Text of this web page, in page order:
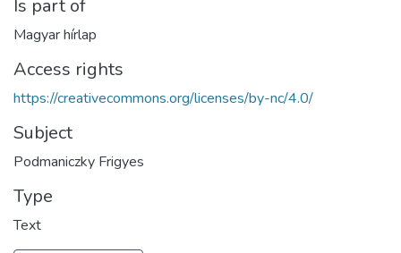
Is part of
Magyar hírlap
Access rights
https://creativecommons.org/licenses/by-nc/4.0/
Subject
Podmaniczky Frigyes
Type
Text